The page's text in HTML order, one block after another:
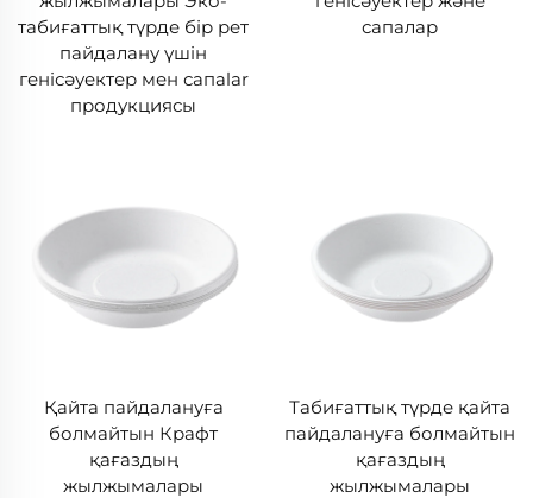
табиғаттық түрде бір рет
пайдалану үшін
генісәуектер мен сапalar
продукциясы
сапалар
Қайта пайдалануға
болмайтын Крафт
қағаздың
жылжымалары
Табиғаттық түрде қайта
пайдалануға болмайтын
қағаздың
жылжымалары